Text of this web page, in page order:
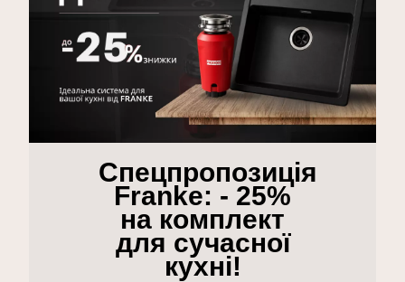
Спецпропозиція
Franke: - 25%
на комплект
для сучасної
кухні!